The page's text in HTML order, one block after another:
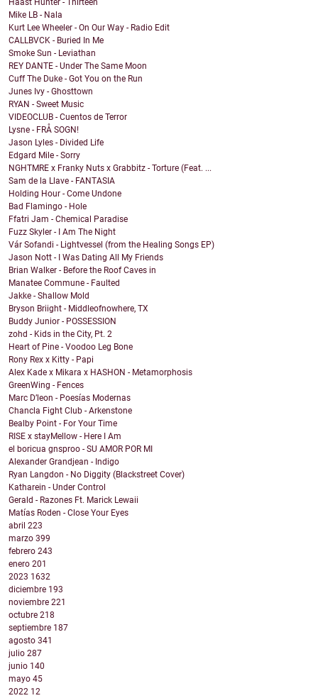
Haast Hunter - Thirteen
Mike LB - Nala
Kurt Lee Wheeler - On Our Way - Radio Edit
CALLBVCK - Buried In Me
Smoke Sun - Leviathan
REY DANTE - Under The Same Moon
Cuff The Duke - Got You on the Run
Junes Ivy - Ghosttown
RYAN - Sweet Music
VIDEOCLUB - Cuentos de Terror
Lysne - FRÅ SOGN!
Jason Lyles - Divided Life
Edgard Mile - Sorry
NGHTMRE x Franky Nuts x Grabbitz - Torture (Feat. ...
Sam de la Llave - FANTASIA
Holding Hour - Come Undone
Bad Flamingo - Hole
Ffatri Jam - Chemical Paradise
Fuzz Skyler - I Am The Night
Vár Sofandi - Lightvessel (from the Healing Songs EP)
Jason Nott - I Was Dating All My Friends
Brian Walker - Before the Roof Caves in
Manatee Commune - Faulted
Jakke - Shallow Mold
Bryson Briight - Middleofnowhere, TX
Buddy Junior - POSSESSION
zohd - Kids in the City, Pt. 2
Heart of Pine - Voodoo Leg Bone
Rony Rex x Kitty - Papi
Alex Kade x Mikara x HASHON - Metamorphosis
GreenWing - Fences
Marc D’leon - Poesías Modernas
Chancla Fight Club - Arkenstone
Bealby Point - For Your Time
RISE x stayMellow - Here I Am
el boricua gnsproo - SU AMOR POR MI
Alexander Grandjean - Indigo
Ryan Langdon - No Diggity (Blackstreet Cover)
Katharein - Under Control
Gerald - Razones Ft. Marick Lewaii
Matías Roden - Close Your Eyes
abril 223
marzo 399
febrero 243
enero 201
2023 1632
diciembre 193
noviembre 221
octubre 218
septiembre 187
agosto 341
julio 287
junio 140
mayo 45
2022 12